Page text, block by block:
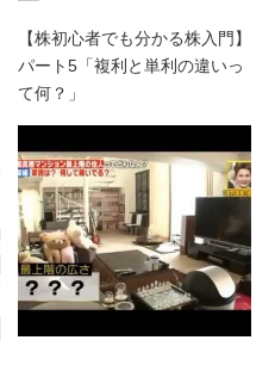
【株初心者でも分かる株入門】
パート5「複利と単利の違いっ
て何？」